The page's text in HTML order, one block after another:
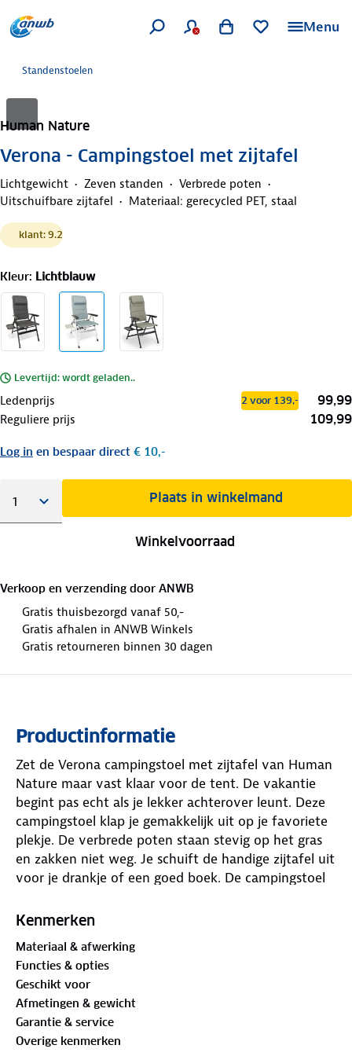
Menu
Standenstoelen
Human Nature
Verona - Campingstoel met zijtafel
Lichtgewicht Zeven standen
Verbrede poten
Uitschuifbare zijtafel
Materiaal: gerecycled PET, staal
klant: 9.2
Kleur: Lichtblauw
Levertijd: wordt geladen..
Ledenprijs 2 voor 139,- 99,99
Reguliere prijs 109,99
Log in en bespaar direct € 10,-
Plaats in winkelmand
Winkelvoorraad
Verkoop en verzending door ANWB
Gratis thuisbezorgd vanaf 50,-
Gratis afhalen in ANWB Winkels
Gratis retourneren binnen 30 dagen
Productinformatie
Zet de Verona campingstoel met zijtafel van Human
Nature maar vast klaar voor de tent. De vakantie
begint pas echt als je lekker achterover leunt. Deze
campingstoel klap je gemakkelijk uit op je favoriete
plekje. De verbrede poten staan stevig op het gras
en zakken niet weg. Je schuift de handige zijtafel uit
voor je drankje of een goed boek. De campingstoel
zeven verschillende standen voor de beste houding.
aanvulling op je Verona campingstoel.
Iconische klassieker
De Human Nature campingstoel luxe met zijtafel is
al sinds 2013 de bekendste én meest verkochte
campingstoel in ons assortiment, en dat is niet
Kenmerken
Materiaal & afwerking
Functies & opties
Geschikt voor
Afmetingen & gewicht
Garantie & service
Overige kenmerken